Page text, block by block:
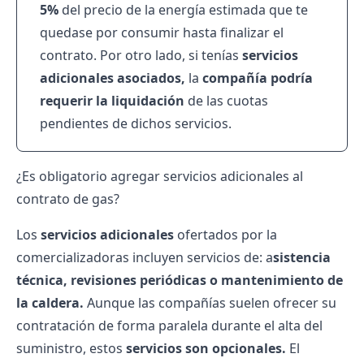
5% del precio de la energía estimada que te
quedase por consumir hasta finalizar el
contrato. Por otro lado, si tenías servicios
adicionales asociados, la compañía podría
requerir la liquidación de las cuotas
pendientes de dichos servicios.
¿Es obligatorio agregar servicios adicionales al
contrato de gas?
Los servicios adicionales ofertados por la
comercializadoras incluyen servicios de: asistencia
técnica, revisiones periódicas o mantenimiento de
la caldera. Aunque las compañías suelen ofrecer su
contratación de forma paralela durante el alta del
suministro, estos servicios son opcionales. El